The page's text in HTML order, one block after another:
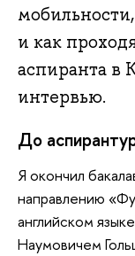
и как
аспиранта в
интервью.
До
Я окончил
направлению
английском
Наумовичем